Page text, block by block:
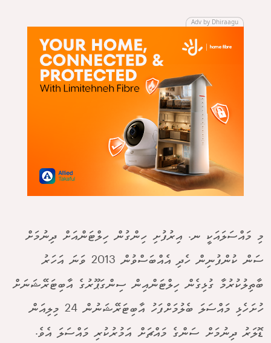
Adv by Dhiraagu
މި މައްސަލައަކީ ނ. އިރުފުށި ހިންގުން ހިލްޓަންއަށް ދިނުމަށް
ސަން ކުންފުނިން ހެދި އެއްބަސްވުން 2013 ވަނަ އަހަރު
ބާތިލުކުރުމާ ގުޅިގެން ހިލްޓަންއިން ސިންގަޕޫރުގެ އާބިޓަރޭޝަނަށް
ހުށަހެޅި މައްސަލަ ބެލުމަށްފަހު އާބިޓަރޭޝަނުން 24 މިލިއަން
ޑޮލަރު ދިނުމަށް ސަންގެ މައްޗަށް އަމުރުކުރި މައްސަލަ އެވެ.